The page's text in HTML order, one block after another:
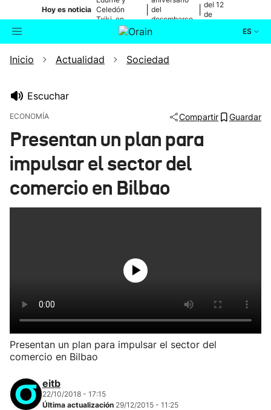
Hoy es noticia Celedón
Txiki, en
directo
del
desembarco
de Elkano
del 12
de
ES
Buscador Actualidad
Ikusmiran
Eguraldia
Inicio Actualidad Sociedad
Escuchar
ECONOMÍA Compartir Guardar
Presentan un plan para
impulsar el sector del
comercio en Bilbao
Presentan un plan para impulsar el sector del
comercio en Bilbao
eitb
22/10/2018 - 17:15
Última actualización 29/12/2015 - 11:25